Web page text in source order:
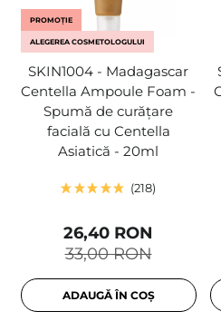
PROMOȚIE
ALEGEREA COSMETOLOGULUI
SKIN1004 - Madagascar
Centella Ampoule Foam -
Spumă de curățare
facială cu Centella
Asiatică - 20ml
218
33,00 RON
26,40 RON
ADAUGĂ ÎN COȘ